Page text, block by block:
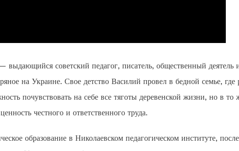
советский педагог, писатель, общественный деятель
на Украине. Свое детство Василий провел в бедной семье, где
почувствовать на себе все тяготы деревенской жизни, но в то
честного и ответственного труда.
образование в Николаевском педагогическом институте,